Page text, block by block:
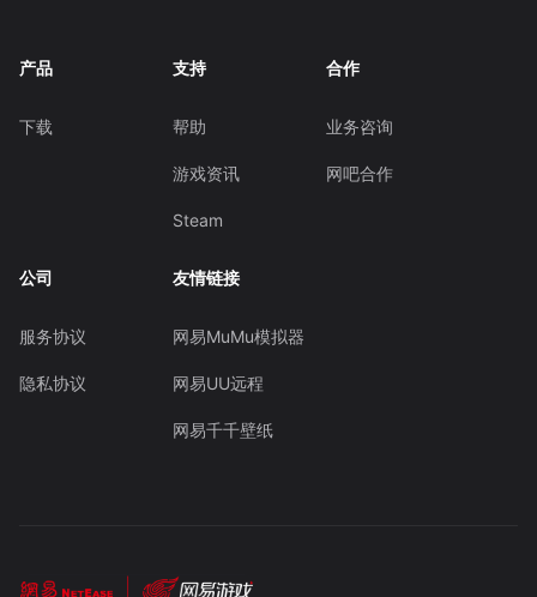
产品
下载
支持
帮助
游戏资讯
Steam
合作
业务咨询
网吧合作
公司
服务协议
隐私协议
友情链接
网易MuMu模拟器
网易UU远程
网易千千壁纸